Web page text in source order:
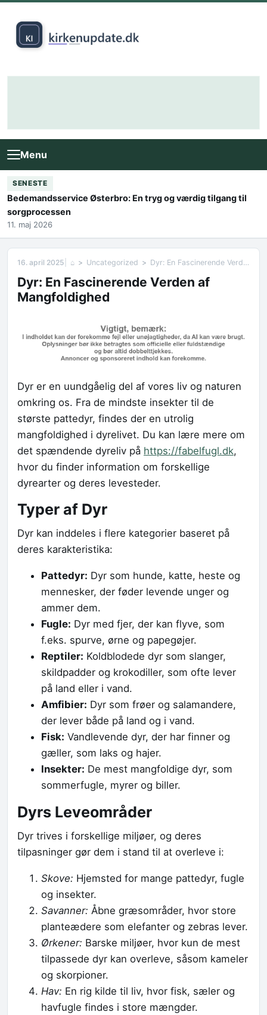
Menu
SENESTE
Bedemandsservice Østerbro: En tryg og værdig tilgang til
sorgprocessen
11. maj 2026
16. april 2025 ⌂ Uncategorized Dyr: En Fascinerende Verden af Mangfoldighed
Dyr: En Fascinerende Verden af
Mangfoldighed
Dyr er en uundgåelig del af vores liv og naturen
omkring os. Fra de mindste insekter til de
største pattedyr, findes der en utrolig
mangfoldighed i dyrelivet. Du kan lære mere om
det spændende dyreliv på https://fabelfugl.dk,
hvor du finder information om forskellige
dyrearter og deres levesteder.
Typer af Dyr
Dyr kan inddeles i flere kategorier baseret på
deres karakteristika:
Pattedyr: Dyr som hunde, katte, heste og
mennesker, der føder levende unger og
ammer dem.
Fugle: Dyr med fjer, der kan flyve, som
f.eks. spurve, ørne og papegøjer.
Reptiler: Koldblodede dyr som slanger,
skildpadder og krokodiller, som ofte lever
på land eller i vand.
Amfibier: Dyr som frøer og salamandere,
der lever både på land og i vand.
Fisk: Vandlevende dyr, der har finner og
gæller, som laks og hajer.
Insekter: De mest mangfoldige dyr, som
sommerfugle, myrer og biller.
Dyrs Leveområder
Dyr trives i forskellige miljøer, og deres
tilpasninger gør dem i stand til at overleve i:
Skove: Hjemsted for mange pattedyr, fugle
og insekter.
Savanner: Åbne græsområder, hvor store
planteædere som elefanter og zebras lever.
Ørkener: Barske miljøer, hvor kun de mest
tilpassede dyr kan overleve, såsom kameler
og skorpioner.
Hav: En rig kilde til liv, hvor fisk, sæler og
havfugle findes i store mængder.